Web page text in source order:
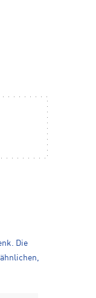
Die